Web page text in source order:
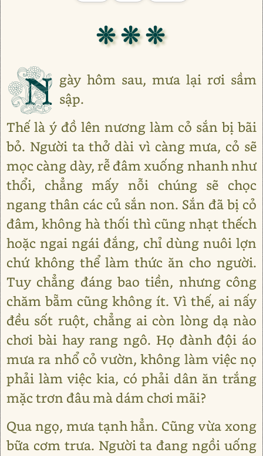
❊ ❊ ❊
N gày hôm sau, mưa lại rơi sầm
sập.
Thế là ý đồ lên nương làm cỏ sắn bị bãi
bỏ. Người ta thở dài vì càng mưa, cỏ sẽ
mọc càng dày, rễ đâm xuống nhanh như
thổi, chẳng mấy nỗi chúng sẽ chọc
ngang thân các củ sắn non. Sắn đã bị cỏ
đâm, không hà thối thì cũng nhạt thếch
hoặc ngai ngái đắng, chỉ dùng nuôi lợn
chứ không thể làm thức ăn cho người.
Tuy chẳng đáng bao tiền, nhưng công
chăm bẵm cũng không ít. Vì thế, ai nấy
đều sốt ruột, chẳng ai còn lòng dạ nào
chơi bài hay rang ngô. Họ đành đội áo
mưa ra nhổ cỏ vườn, không làm việc nọ
phải làm việc kia, có phải dân ăn trắng
mặc trơn đâu mà dám chơi mãi?
Qua ngọ, mưa tạnh hẳn. Cũng vừa xong
bữa cơm trưa. Người ta đang ngồi uống